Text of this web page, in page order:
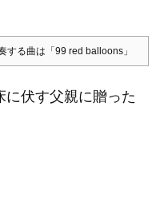
る曲は「99 red balloons」
伏す父親に贈った